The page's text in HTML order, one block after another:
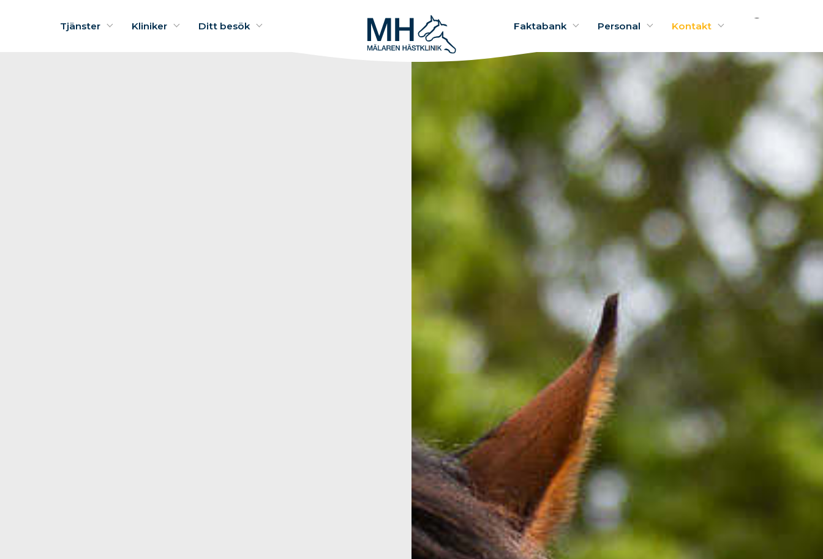
Tjänster Kliniker Ditt besök Faktabank Personal Kontakt